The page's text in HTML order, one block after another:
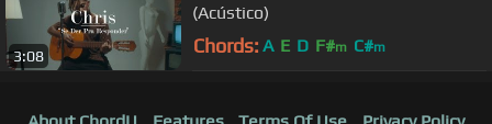
3:08
(Acústico)
Chords: A E D F#m C#m